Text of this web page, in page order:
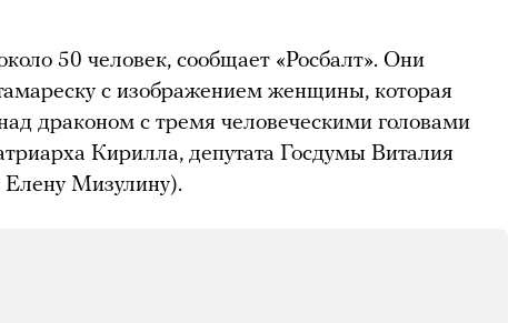
50 человек, сообщает «Росбалт». Они
с изображением женщины, которая
драконом с тремя человеческими головами
Кирилла, депутата Госдумы Виталия
Мизулину).